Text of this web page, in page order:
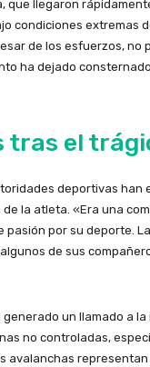
que llegaron
condiciones extremas
de los esfuerzos, no
ha dejado
tras el
deportivas han
la atleta. «Era una
pasión por su deporte.
de sus
un llamado a
no controladas,
avalanchas representan